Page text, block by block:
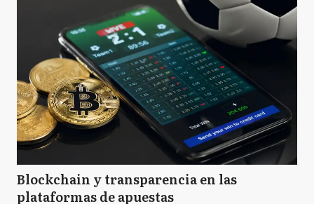
Blockchain y transparencia en las
plataformas de apuestas